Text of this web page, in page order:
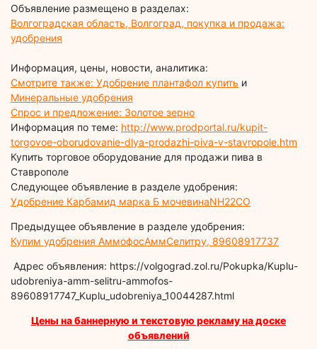
Объявление размещено в разделах:
Волгоградская область, Волгоград, покупка и продажа:
удобрения
Информация, цены, новости, аналитика:
Смотрите также: Удобрение плантафол купить и
Минеральные удобрения
Спрос и предложение: Золотое зерно
Информация по теме: http://www.prodportal.ru/kupit-
torgovoe-oborudovanie-dlya-prodazhi-piva-v-stavropole.htm
Купить торговое оборудование для продажи пива в
Ставрополе
Следующее объявление в разделе удобрения:
Удобрение Карбамид марка Б мочевинаNH22CO
Предыдущее объявление в разделе удобрения:
Купим удобрения АммофосАммСелитру, 89608917737
Адрес объявления: https://volgograd.zol.ru/Pokupka/Kuplu-
udobreniya-amm-selitru-ammofos-
89608917747_Kuplu_udobreniya_10044287.html
Цены на баннерную и текстовую рекламу на доске
объявлений